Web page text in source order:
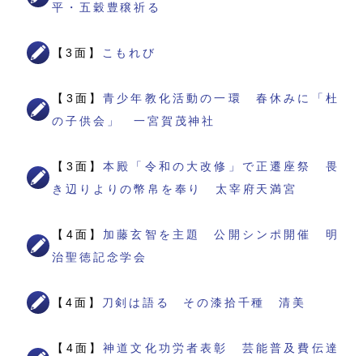
平・五穀豊穣祈る
【3面】 こもれび
【3面】青少年教化活動の一環 春休みに「杜
の子供会」 一宮賀茂神社
【3面】本殿「令和の大改修」で正遷座祭 畏
き辺りよりの幣帛を奉り 太宰府天満宮
【4面】 加藤玄智を主題 公開シンポ開催 明
治聖徳記念学会
【4面】 刀剣は語る その漆拾千種 清美
【4面】神道文化功労者表彰 芸能普及費伝達